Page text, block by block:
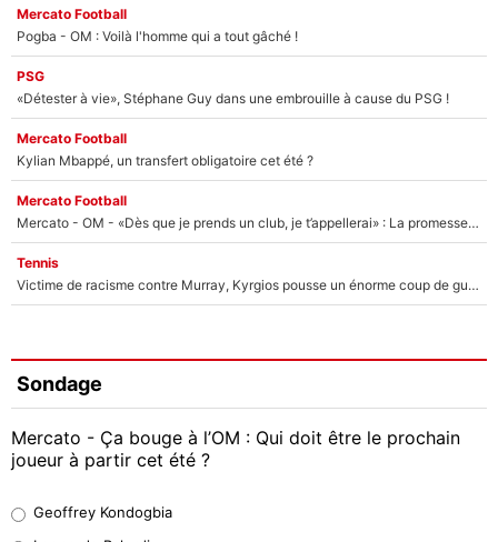
Mercato Football
Pogba - OM : Voilà l'homme qui a tout gâché !
PSG
«Détester à vie», Stéphane Guy dans une embrouille à cause du PSG !
Mercato Football
Kylian Mbappé, un transfert obligatoire cet été ?
Mercato Football
Mercato - OM - «Dès que je prends un club, je t’appellerai» : La promesse de Marcelino au moment de claquer la porte
Tennis
Victime de racisme contre Murray, Kyrgios pousse un énorme coup de gueule !
Sondage
Mercato - Ça bouge à l’OM : Qui doit être le prochain
joueur à partir cet été ?
38%
Geoffrey Kondogbia